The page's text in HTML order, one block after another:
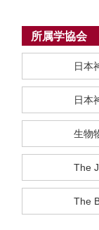
所属学協会
日本
日本
生物
The
The